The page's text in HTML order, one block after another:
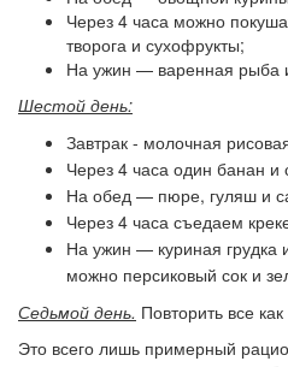
Через 4 часа можно
творога и сухофрукты;
На ужин — варенная рыба
Шестой день:
Завтрак - молочная
Через 4 часа один банан и
На обед — пюре, гуляш и
Через 4 часа съедаем
На ужин — куриная грудка
можно персиковый сок и
Седьмой день. Повторить все
Это всего лишь примерный